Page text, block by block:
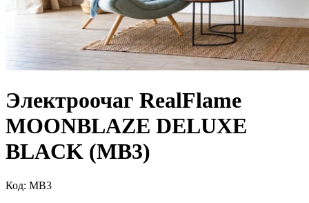
Электроочаг RealFlame
MOONBLAZE DELUXE
BLACK (MB3)
Код: MB3